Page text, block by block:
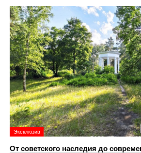
Эксклюзив
От советского наследия до